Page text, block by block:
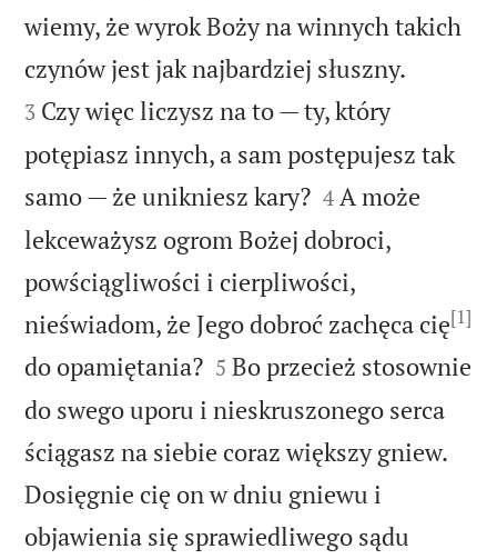
wiemy, że wyrok Boży na winnych takich
czynów jest jak najbardziej słuszny.
3 Czy więc liczysz na to — ty, który
potępiasz innych, a sam postępujesz tak
samo — że unikniesz kary?
4 A może
lekceważysz ogrom Bożej dobroci,
powściągliwości i cierpliwości,
nieświadom, że Jego dobroć zachęca cię[1]
do opamiętania?
5 Bo przecież stosownie
do swego uporu i nieskruszonego serca
ściągasz na siebie coraz większy gniew.
Dosięgnie cię on w dniu gniewu i
objawienia się sprawiedliwego sądu